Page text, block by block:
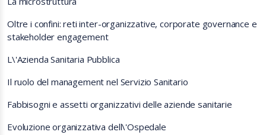
Oltre i confini: reti inter-organizzative, corporate governance e
stakeholder engagement
L\'Azienda Sanitaria Pubblica
Il ruolo del management nel Servizio Sanitario
Fabbisogni e assetti organizzativi delle aziende sanitarie
Evoluzione organizzativa dell\'Ospedale